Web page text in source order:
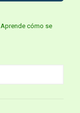
Aprende cómo se